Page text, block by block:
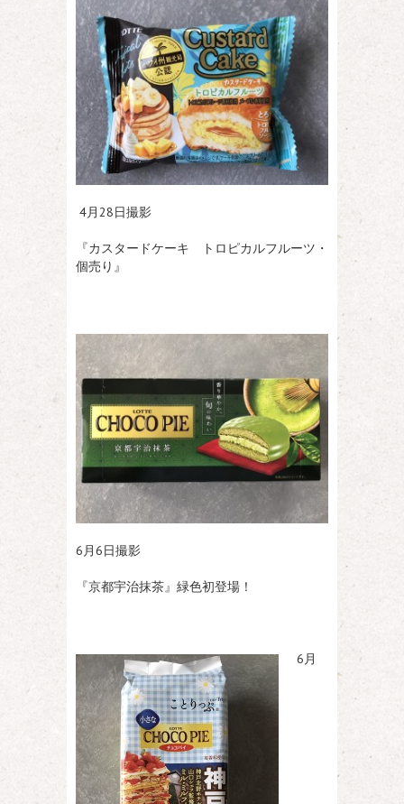
4月28日撮影
『カスタードケーキ トロピカルフルーツ・
個売り』
6月6日撮影
『京都宇治抹茶』緑色初登場！
6月